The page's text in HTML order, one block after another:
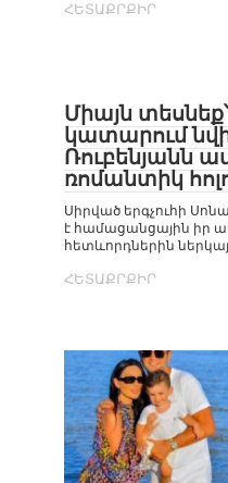
ՀԵՏԱՔՐՔԻՐ
Միայն
կատարում
Ռուբենյանն
ռոմանտիկ
Սիրված երգչուհի
է համացանցային իր
հետևորդներին
ՀԵՏԱՔՐՔԻՐ